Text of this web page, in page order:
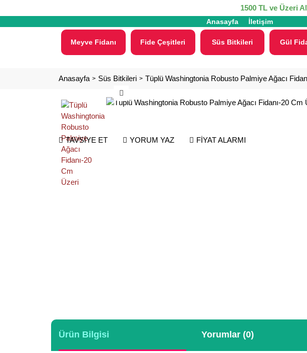
1500 TL ve Üzeri
Anasayfa İletişim
Meyve Fidanı Fide Çeşitleri Süs Bitkileri Gül
Anasayfa Süs Bitkileri Tüplü Washingtonia Robusto Palmiye Ağacı
TAVSİYE ET YORUM YAZ FİYAT ALARMI
Ürün Bilgisi Yorumlar (0)